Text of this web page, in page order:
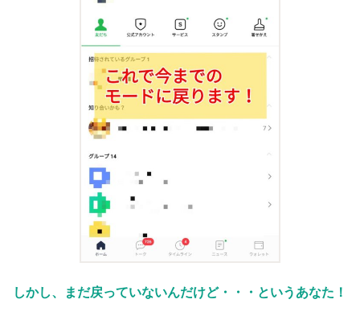
しかし、まだ戻っていないんだけど・・・というあなた！